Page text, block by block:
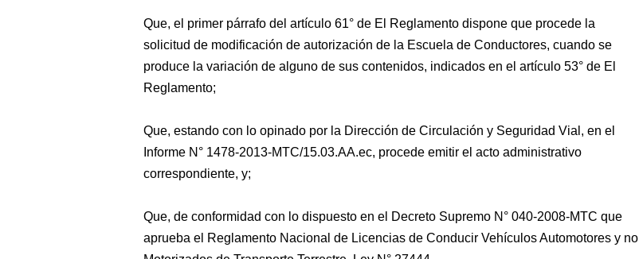
Que, el primer párrafo del artículo 61° de El Reglamento dispone que procede la
solicitud de modificación de autorización de la Escuela de Conductores, cuando se
produce la variación de alguno de sus contenidos, indicados en el artículo 53° de El
Reglamento;
Que, estando con lo opinado por la Dirección de Circulación y Seguridad Vial, en el
Informe N° 1478-2013-MTC/15.03.AA.ec, procede emitir el acto administrativo
correspondiente, y;
Que, de conformidad con lo dispuesto en el Decreto Supremo N° 040-2008-MTC que
aprueba el Reglamento Nacional de Licencias de Conducir Vehículos Automotores y no